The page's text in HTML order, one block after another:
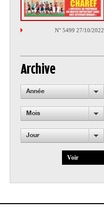
N° 5499 27/10/2022
Archive
Année
Mois
Jour
Voir